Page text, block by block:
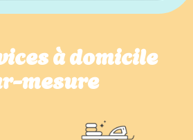
à domicile
mesure